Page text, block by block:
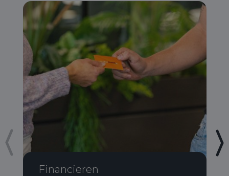
Financieren